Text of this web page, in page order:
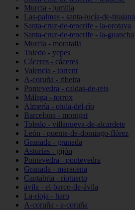
Murcia - jumilla
Las-palmas - santa-lucía-de-tirajana
Santa-cruz-de-tenerife - la-orotava
Santa-cruz-de-tenerife - la-guancha
Murcia - moratalla
Toledo - yepes
Cáceres - cáceres
Valencia - torrent
A-coruña - ribeira
Pontevedra - caldas-de-reis
Málaga - torrox
Almería - olula-del-río
Barcelona - montgat
Toledo - villanueva-de-alcardete
León - puente-de-domingo-flórez
Granada - granada
Asturias - gijón
Pontevedra - pontevedra
Granada - maracena
Cantabria - riotuerto
ávila - el-barco-de-ávila
La-rioja - haro
A-coruña - a-coruña